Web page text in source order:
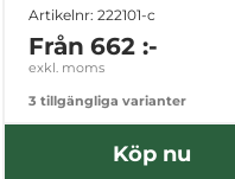
Artikelnr: 222101-c
Från 662 :-
exkl. moms
3 tillgängliga varianter
Köp nu